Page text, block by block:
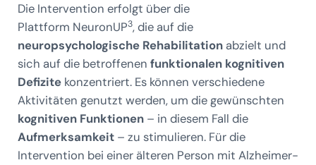
Die Intervention erfolgt über die
Plattform NeuronUP3, die auf die
neuropsychologische Rehabilitationabzielt und
sich auf die betroffenen funktionalen kognitiven
Defizitekonzentriert. Es können verschiedene
Aktivitäten genutzt werden, um die gewünschten
kognitiven Funktionen– in diesem Fall die
Aufmerksamkeit– zu stimulieren. Für die
Intervention bei einer älteren Person mit Alzheimer-